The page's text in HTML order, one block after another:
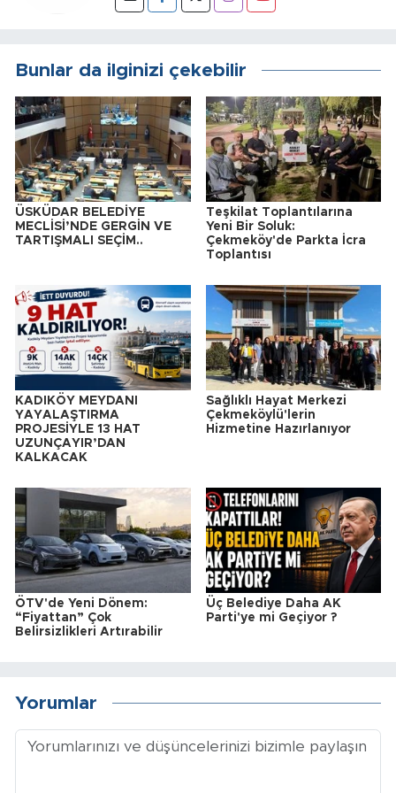
Bunlar da ilginizi çekebilir
ÜSKÜDAR BELEDİYE
MECLİSİ’NDE GERGİN VE
TARTIŞMALI SEÇİM..
Teşkilat Toplantılarına
Yeni Bir Soluk:
Çekmeköy'de Parkta İcra
Toplantısı
KADIKÖY MEYDANI
YAYALAŞTIRMA
PROJESİYLE 13 HAT
UZUNÇAYIR’DAN
KALKACAK
Sağlıklı Hayat Merkezi
Çekmeköylü'lerin
Hizmetine Hazırlanıyor
ÖTV'de Yeni Dönem:
“Fiyattan” Çok
Belirsizlikleri Artırabilir
Üç Belediye Daha AK
Parti'ye mi Geçiyor ?
Yorumlar